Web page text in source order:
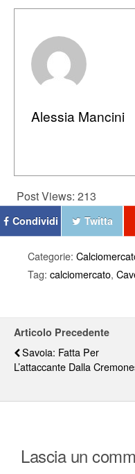
Alessia Mancini
Post Views: 213
Condividi Twitta
Categorie:
Tag: calciomercato,
Articolo Precedente
Savoia: Fatta Per
L’attaccante Dalla
Lascia un